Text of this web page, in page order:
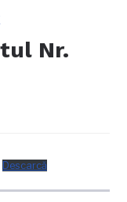
Nr.
Descarcă